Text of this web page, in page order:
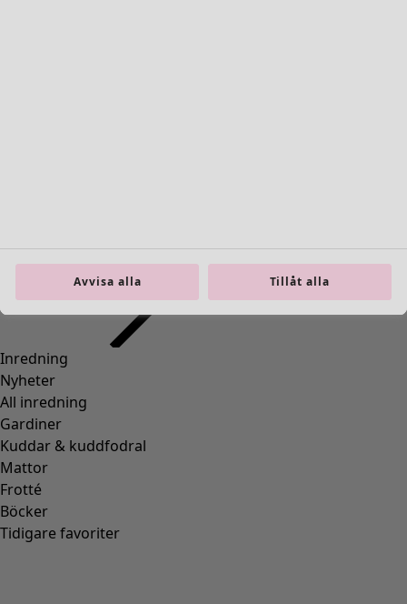
Inredning
Nyheter
All inredning
Gardiner
Kuddar & kuddfodral
Mattor
Frotté
Böcker
Tidigare favoriter
Avvisa alla Tillåt alla